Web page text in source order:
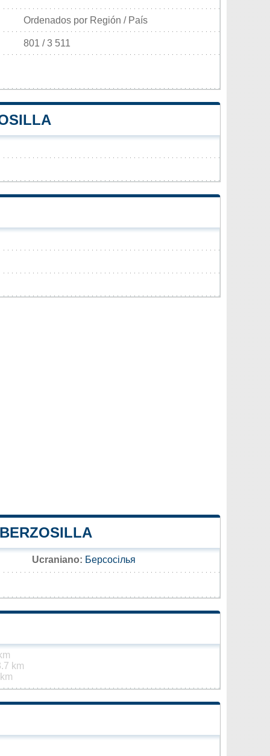
Ordenados por Región / País
801 / 3 511
Ucraniano: Берсосілья
km